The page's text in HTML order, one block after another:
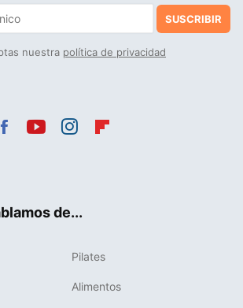
SUSCRIBIR
nuestra política de privacidad
de...
Pilates
Alimentos